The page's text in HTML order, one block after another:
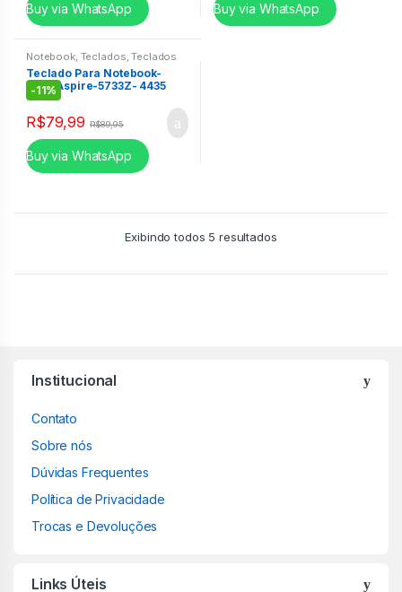
Buy via WhatsApp Buy via WhatsApp
Notebook, Teclados,Teclados
Teclado Para Notebook-
Acer Aspire-5733Z- 4435
-11%
R$79,99 R$89,95
Buy via WhatsApp
Exibindo todos 5 resultados
Institucional
Contato
Sobre nós
Dúvidas Frequentes
Política de Privacidade
Trocas e Devoluções
Links Úteis